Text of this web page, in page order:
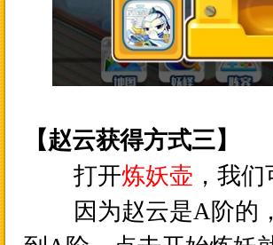
【赵云获得方式三】
打开炼妖壶 ，我
因为赵云是A阶的